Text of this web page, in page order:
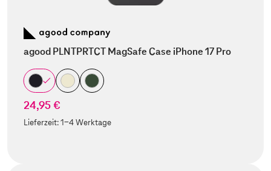
agood PLNTPRTCT MagSafe Case iPhone 17 Pro
24,95 €
Lieferzeit:1-4 Werktage